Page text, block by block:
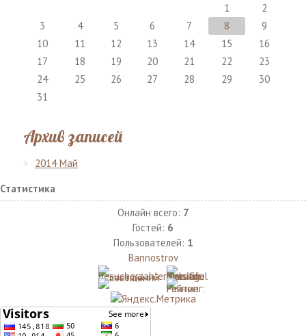
1
2
3
4 5 6 7 8
9
10
11 12 13 14 15
16
17
18 19 20 21 22
23
24
25 26 27 28 29
30
31
Архив записей
2014 Май
Статистика
Онлайн всего: 7
Гостей: 6
Пользователей: 1
Bannostrov